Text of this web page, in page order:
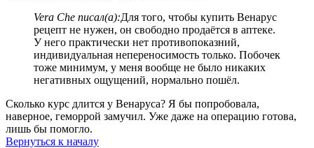
Vera Che писал(а):Для того, чтобы купить Венарус
рецепт не нужен, он свободно продаётся в аптеке.
У него практически нет противопоказний,
индивидуальная непереносимость только. Побочек
тоже минимум, у меня вообще не было никаких
негативных ощущений, нормально пошёл.
Сколько курс длится у Венаруса? Я бы попробовала,
наверное, геморрой замучил. Уже даже на операцию готова,
лишь бы помогло.
Вернуться к началу